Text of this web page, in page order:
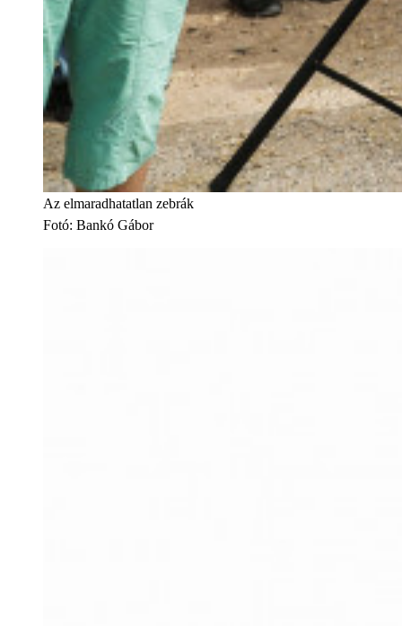
Az elmaradhatatlan zebrák
Fotó: Bankó Gábor